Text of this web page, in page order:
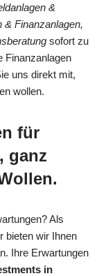
&
& Finanzanlagen,
sofort zu
Finanzanlagen
uns direkt mit,
wollen.
für
ganz
Als
bieten wir Ihnen
Ihre Erwartungen
in